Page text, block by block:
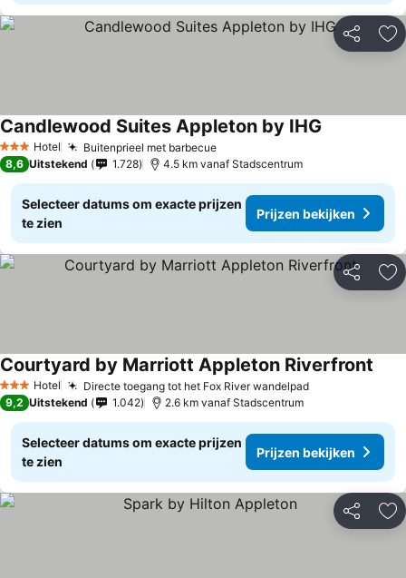
Delen
3 SterrenHotel Buitenprieel met barbecuePrijzen bekijken
Candlewood Suites Appleton by IHG
8,6 Uitstekend 1.728 4.5 km vanaf Stadscentrum
Selecteer datums om exacte prijzen
te zien
Prijzen bekijken
Delen
3 SterrenHotel Directe toegang tot het Fox River wandelpadPrijzen
Courtyard by Marriott Appleton Riverfront
9,2 Uitstekend 1.042 2.6 km vanaf Stadscentrum
Selecteer datums om exacte prijzen
te zien
Prijzen bekijken
Delen